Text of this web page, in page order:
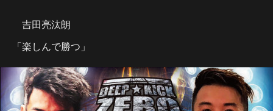
吉田亮汰朗
「楽しんで勝つ」